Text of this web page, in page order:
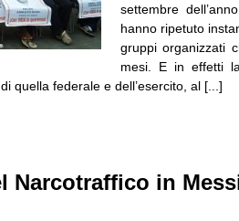
settembre
hanno ripetuto
gruppi organizzati
mesi. E in effetti
quella federale e dell’esercito, al [...]
Narcotraffico in